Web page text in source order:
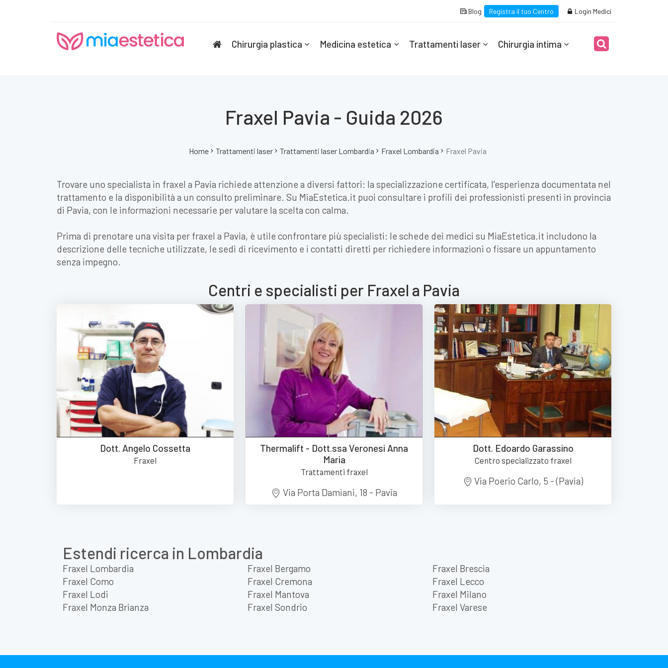
Blog Registra il tuo Centro Login Medici
Chirurgia plastica Medicina estetica Trattamenti laser Chirurgia intima
Fraxel Pavia - Guida 2026
Home Trattamenti laser Trattamenti laser Lombardia Fraxel Lombardia Fraxel Pavia
Trovare uno specialista in fraxel a Pavia richiede attenzione a diversi fattori: la specializzazione certificata, l'esperienza documentata nel
trattamento e la disponibilità a un consulto preliminare. Su MiaEstetica.it puoi consultare i profili dei professionisti presenti in provincia
di Pavia, con le informazioni necessarie per valutare la scelta con calma.
Prima di prenotare una visita per fraxel a Pavia, è utile confrontare più specialisti: le schede dei medici su MiaEstetica.it includono la
descrizione delle tecniche utilizzate, le sedi di ricevimento e i contatti diretti per richiedere informazioni o fissare un appuntamento
senza impegno.
Centri e specialisti per Fraxel a Pavia
Dott. Angelo Cossetta
Fraxel
Thermalift - Dott.ssa Veronesi Anna
Maria
Trattamenti fraxel
Via Porta Damiani, 18 - Pavia
Dott. Edoardo Garassino
Centro specializzato fraxel
Via Poerio Carlo, 5 - (Pavia)
Estendi ricerca in Lombardia
Fraxel Lombardia Fraxel Bergamo
Fraxel Brescia
Fraxel Como
Fraxel Cremona
Fraxel Lecco
Fraxel Lodi
Fraxel Mantova
Fraxel Milano
Fraxel Monza Brianza
Fraxel Sondrio Fraxel Varese